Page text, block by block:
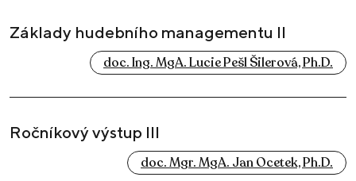
Základy hudebního managementu II
doc. Ing. MgA. Lucie Pešl Šilerová, Ph.D.
Ročníkový výstup III
doc. Mgr. MgA. Jan Ocetek, Ph.D.